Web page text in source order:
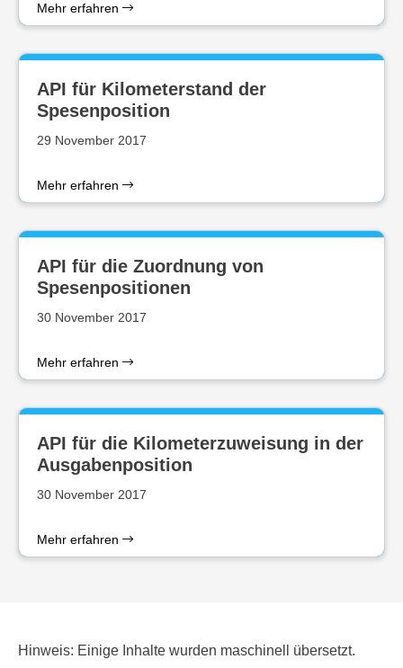
Mehr erfahren
API für Kilometerstand der
Spesenposition
29 November 2017
Mehr erfahren
API für die Zuordnung von
Spesenpositionen
30 November 2017
Mehr erfahren
API für die Kilometerzuweisung in der
Ausgabenposition
30 November 2017
Mehr erfahren
Hinweis: Einige Inhalte wurden maschinell übersetzt.